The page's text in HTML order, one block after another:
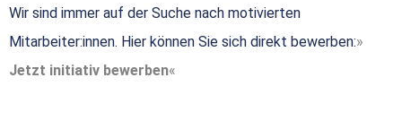
Wir sind immer auf der Suche nach motivierten
Mitarbeiter:innen. Hier können Sie sich direkt bewerben:
Jetzt initiativ bewerben